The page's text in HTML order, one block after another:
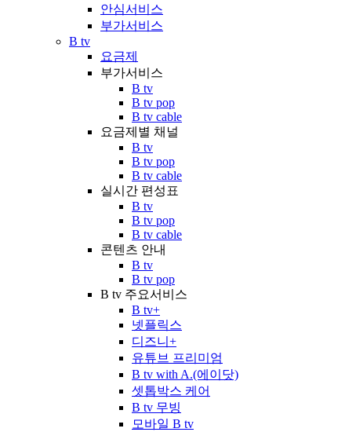
안심서비스
부가서비스
B tv
요금제
부가서비스
B tv
B tv pop
B tv cable
요금제별 채널
B tv
B tv pop
B tv cable
실시간 편성표
B tv
B tv pop
B tv cable
콘텐츠 안내
B tv
B tv pop
B tv 주요서비스
B tv+
넷플릭스
디즈니+
유튜브 프리미엄
B tv with A.(에이닷)
셋톱박스 케어
B tv 무빙
모바일 B tv